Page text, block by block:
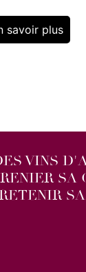
savoir plus
VINS
SA